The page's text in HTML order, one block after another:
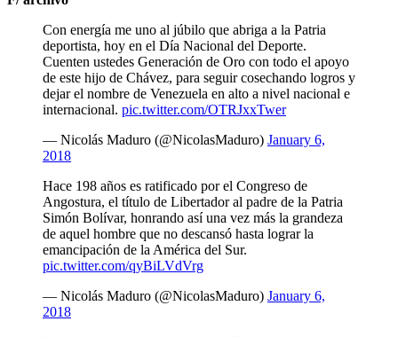
Con energía me uno al júbilo que abriga a la Patria
deportista, hoy en el Día Nacional del Deporte.
Cuenten ustedes Generación de Oro con todo el apoyo
de este hijo de Chávez, para seguir cosechando logros y
dejar el nombre de Venezuela en alto a nivel nacional e
internacional. pic.twitter.com/OTRJxxTwer
— Nicolás Maduro (@NicolasMaduro) January 6,
2018
Hace 198 años es ratificado por el Congreso de
Angostura, el título de Libertador al padre de la Patria
Simón Bolívar, honrando así una vez más la grandeza
de aquel hombre que no descansó hasta lograr la
emancipación de la América del Sur.
pic.twitter.com/qyBiLVdVrg
— Nicolás Maduro (@NicolasMaduro) January 6,
2018